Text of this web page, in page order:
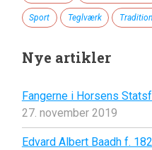
Sport Teglværk
Nye artikler
Fangerne i Horsens
27. november 2019
Edvard Albert Baadh f.